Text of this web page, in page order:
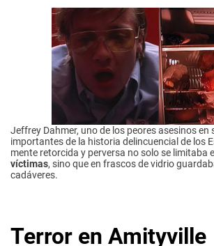
Jeffrey Dahmer, uno de los peores asesinos en
importantes de la historia delincuencial de los
mente retorcida y perversa no solo se limitaba
víctimas, sino que en frascos de vidrio
cadáveres.
Terror en Amityville